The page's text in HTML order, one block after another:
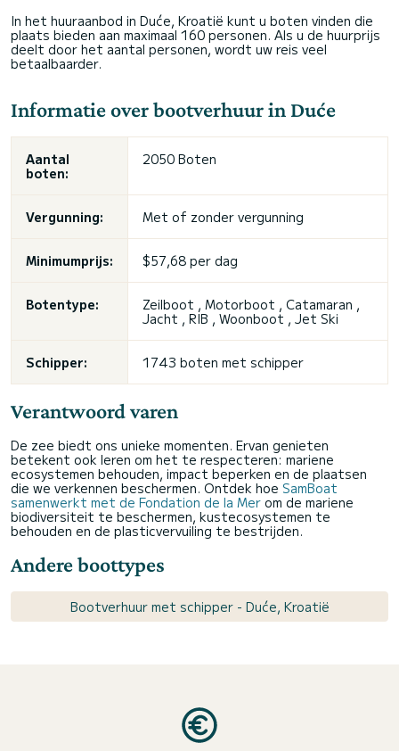
In het huuraanbod in Duće, Kroatië kunt u boten vinden die
plaats bieden aan maximaal 160 personen. Als u de huurprijs
deelt door het aantal personen, wordt uw reis veel
betaalbaarder.
Informatie over bootverhuur in Duće
Aantal
boten:
2050 Boten
Vergunning: Met of zonder vergunning
Minimumprijs: $57,68 per dag
Botentype:
Zeilboot , Motorboot , Catamaran ,
Jacht , RIB , Woonboot , Jet Ski
Schipper: 1743 boten met schipper
Verantwoord varen
De zee biedt ons unieke momenten. Ervan genieten
betekent ook leren om het te respecteren: mariene
ecosystemen behouden, impact beperken en de plaatsen
die we verkennen beschermen. Ontdek hoe SamBoat
samenwerkt met de Fondation de la Mer om de mariene
biodiversiteit te beschermen, kustecosystemen te
behouden en de plasticvervuiling te bestrijden.
Andere boottypes
Bootverhuur met schipper - Duće, Kroatië